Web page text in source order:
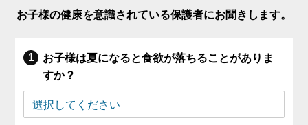
お子様の健康を意識されている保護者にお聞きします。
お子様は夏になると食欲が落ちることがありま
すか？